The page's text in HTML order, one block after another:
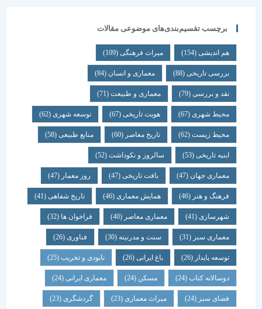
برچسب تقسیم‌بندی‌های موضوعی مقالات
هم اندیشی (154) میراث فرهنگی (109)
بررسی تاریخی (88) معماری و انسان (84)
نقد و بررسی (79) معماری و طبیعت (71)
محیط شهری(67) هویت تاریخی(67) توسعه شهری(62)
محیط زیست(62) تاریخ معاصر(60) منابع طبیعی(58)
ابنیه تاریخی(53) سالروز و نکوداشت(52)
معماری جهان (47) بافت تاریخی(47) روز معمار(47)
فرهنگ و هنر(46) همایش معماری (46) تاریخ شفاهی (41)
شهرسازی(41) معماری معاصر(40) فراخوان ها (32)
معماری سبز(31) سنت و مدرنیته(30) فناوری (26)
توسعه پایدار(26) باغ ایرانی(26) نابودی و تخریب(25)
دوسالانه کتاب(24) مسکن (24) معماری ایرانی(24)
فضای سبز(24) میراث معماری (23) گردشگری (23)